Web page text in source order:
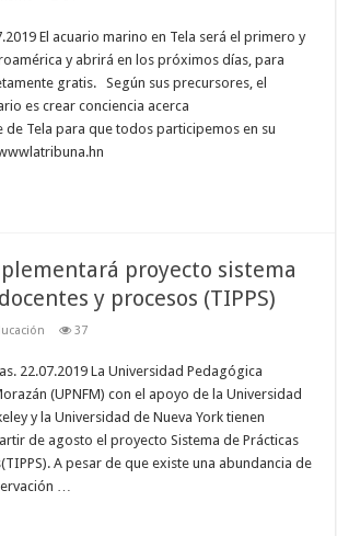
El acuario marino en Tela será el primero y
y abrirá en los próximos días, para
gratis. Según sus precursores, el
es crear conciencia acerca
Tela para que todos participemos en su
proyecto sistema
y procesos (TIPPS)
37
22.07.2019 La Universidad Pedagógica
(UPNFM) con el apoyo de la Universidad
y la Universidad de Nueva York tienen
de agosto el proyecto Sistema de Prácticas
A pesar de que existe una abundancia de
…